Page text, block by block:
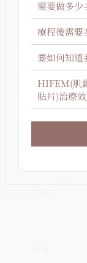
需要做多少
療程後需要
要如何知道
HIFEM(肌
貼片)治療